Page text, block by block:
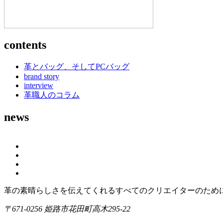
contents
革とバッグ、そしてPCバッグ
brand story
interview
革職人のコラム
news
革の素晴らしさを伝えてくれるすべてのクリエイターのため
〒671-0256 姫路市花田町高木295-22